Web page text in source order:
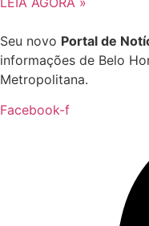
Seu novo Portal de
informações de Belo
Metropolitana.
Facebook-f